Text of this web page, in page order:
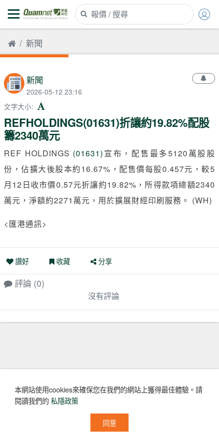
新聞
新聞
2026-05-12 23:16
文字大小:
REFHOLDINGS(01631)折讓約19.82%配股
籌2340萬元
REF HOLDINGS (01631) 宣布，配售最多5120萬股股
份，佔擴大後股本約16.67%，配售價每股0.457元，較5
月12日收市價0.57元折讓約19.82%，所得款項總額2340
萬元，淨額約2271萬元，用於擴展財經印刷服務。 (WH)
<匯港通訊>
讚好 收藏 分享
評論 (0)
沒有評論
本網站使用cookies來確保您在我們的網站上獲得最佳體驗。請
閱讀我們的私隱政策
同意